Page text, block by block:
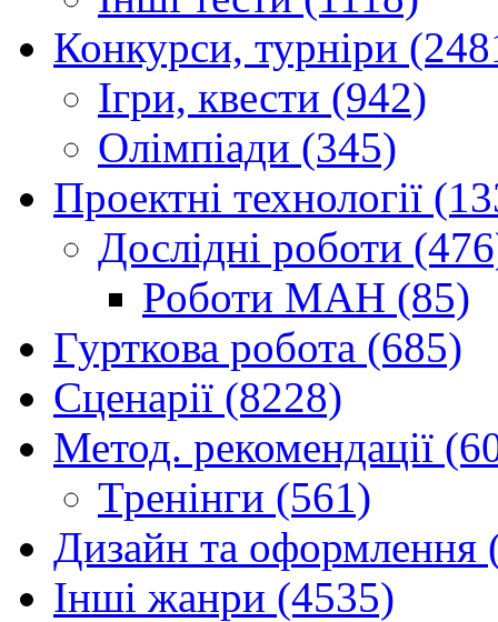
Конкурси, турніри
Ігри, квести (942)
Олімпіади (345)
Проектні технології
Дослідні роботи
Роботи МАН (85)
Гурткова робота (685)
Сценарії (8228)
Метод. рекомендації
Тренінги (561)
Дизайн та оформлення
Інші жанри (4535)